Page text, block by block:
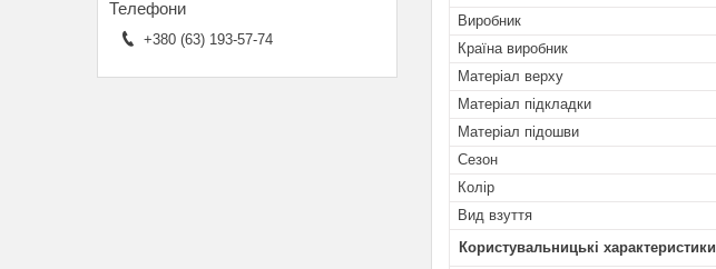
Виробник
Країна виробник
Матеріал верху
Матеріал підкладки
Матеріал підошви
Сезон
Колір
Вид взуття
Користувальницькі характеристики
+380 (63) 193-57-74